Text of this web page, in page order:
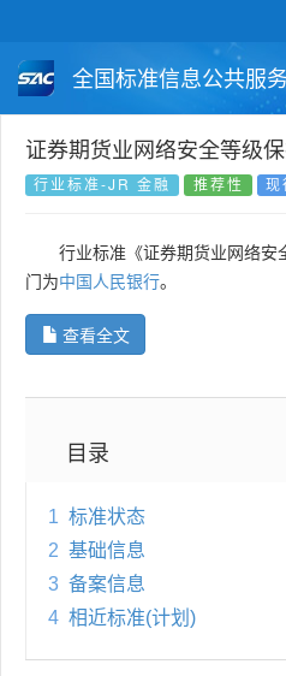
全国标准信息公共服
国家标准 行业
国外标准 技术委
证券期货业网络安全等级
行业标准-JR 金融 推荐性 现
行业标准《证券期货业网络安
门为中国人民银行。
查看全文
目录
1 标准状态
2 基础信息
3 备案信息
4 相近标准(计划)